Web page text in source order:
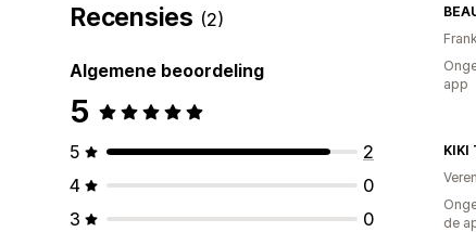
Recensies (2)
Algemene beoordeling
5
5
2
4
0
3
0
app
KIKI
de